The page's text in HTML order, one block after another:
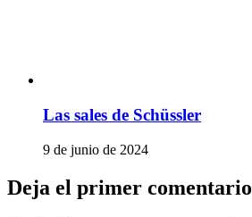
Las sales de Schüssler
9 de junio de 2024
Deja el primer comentario